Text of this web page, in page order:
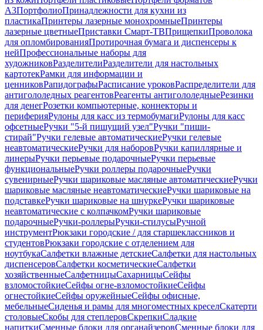
А3ПортфолиоПринадлежности для кухни из
пластикаПринтеры лазерные монохромныеПринтеры
лазерные цветныеПриставки Смарт-ТВПрищепкиПроволока
для опломбированияПротирочная бумага и диспенсеры к
нейПрофессиональные наборы для
художниковРазделителиРазделители для настольных
картотекРамки для информации и
ценниковРапидографыРасписание уроковРаспределители для
антигололедных реагентовРеагенты антигололедныеРезинки
для денегРозетки компьютерные, коннекторы и
периферияРулоны для касс из термобумагиРулоны для касс
офсетныеРучки "5-й пишущий узел"Ручки "пиши-
стирай"Ручки гелевые автоматическиеРучки гелевые
неавтоматическиеРучки для наборовРучки капиллярные и
линерыРучки перьевые подарочныеРучки перьевые
функциональныеРучки роллеры подарочныеРучки
сувенирныеРучки шариковые масляные автоматическиеРучки
шариковые масляные неавтоматическиеРучки шариковые на
подставкеРучки шариковые на шнуркеРучки шариковые
неавтоматические с колпачкомРучки шариковые
подарочныеРучки-роллерыРучки-стилусыРучной
инструментРюкзаки городские / для старшеклассников и
студентовРюкзаки городские с отделением для
ноутбукаСалфетки влажные детскиеСалфетки для настольных
диспенсеровСалфетки косметическиеСалфетки
хозяйственныеСалфетницыСахарницыСейфы
взломостойкиеСейфы огне-взломостойкиеСейфы
огнестойкиеСейфы оружейныеСейфы офисные,
мебельныеСиденья и рамы для многоместных креселСкатерти
столовыеСкобы для степлеровСкрепкиСладкие
напиткиСменные блоки для органайзеровСменные блоки для